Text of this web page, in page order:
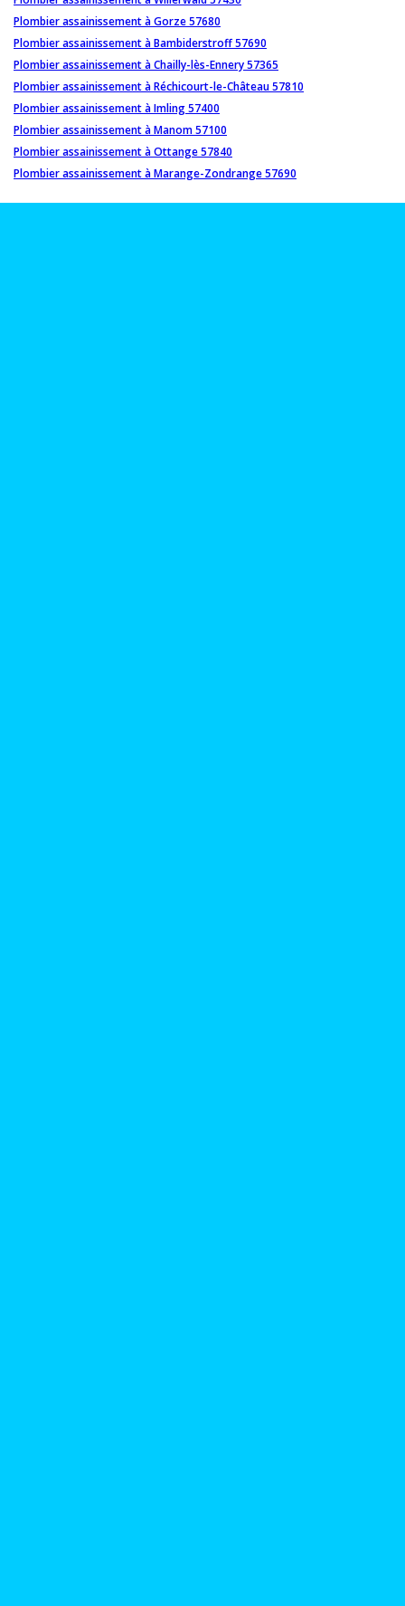
Plombier assainissement à Gorze 57680
Plombier assainissement à Bambiderstroff 57690
Plombier assainissement à Chailly-lès-Ennery 57365
Plombier assainissement à Réchicourt-le-Château 57810
Plombier assainissement à Imling 57400
Plombier assainissement à Manom 57100
Plombier assainissement à Ottange 57840
Plombier assainissement à Marange-Zondrange 57690